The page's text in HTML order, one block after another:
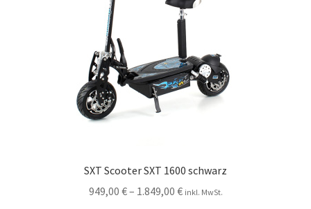
SXT Scooter SXT 1600 schwarz
949,00 €– 1.849,00 € inkl. MwSt.